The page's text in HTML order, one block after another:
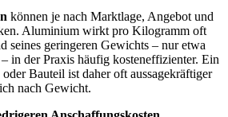
können je nach Marktlage, Angebot und
Aluminium wirkt pro Kilogramm oft
seines geringeren Gewichts – nur etwa
in der Praxis häufig kosteneffizienter. Ein
Bauteil ist daher oft aussagekräftiger
nach Gewicht.